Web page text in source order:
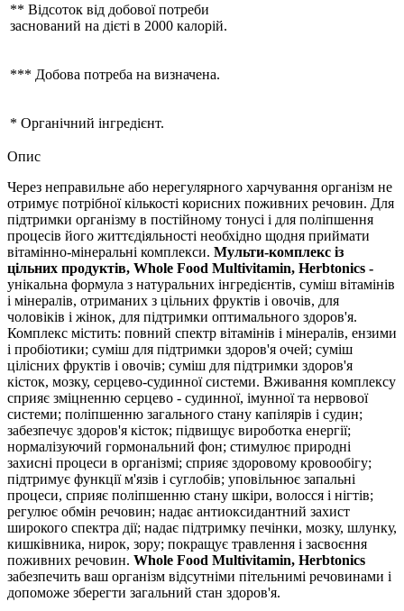
** Відсоток від добової потреби
заснований на дієті в 2000 калорій.
*** Добова потреба на визначена.
* Органічний інгредієнт.
Опис
Через неправильне або нерегулярного харчування організм не
отримує потрібної кількості корисних поживних речовин. Для
підтримки організму в постійному тонусі і для поліпшення
процесів його життєдіяльності необхідно щодня приймати
вітамінно-мінеральні комплекси. Мульти-комплекс із
цільних продуктів, Whole Food Multivitamin, Herbtonics -
унікальна формула з натуральних інгредієнтів, суміш вітамінів
і мінералів, отриманих з цільних фруктів і овочів, для
чоловіків і жінок, для підтримки оптимального здоров'я.
Комплекс містить: повний спектр вітамінів і мінералів, ензими
і пробіотики; суміш для підтримки здоров'я очей; суміш
цілісних фруктів і овочів; суміш для підтримки здоров'я
кісток, мозку, серцево-судинної системи. Вживання комплексу
сприяє зміцненню серцево - судинної, імунної та нервової
системи; поліпшенню загального стану капілярів і судин;
забезпечує здоров'я кісток; підвищує вироботка енергії;
нормалізуючий гормональний фон; стимулює природні
захисні процеси в організмі; сприяє здоровому кровообігу;
підтримує функції м'язів і суглобів; уповільнює запальні
процеси, сприяє поліпшенню стану шкіри, волосся і нігтів;
регулює обмін речовин; надає антиоксидантний захист
широкого спектра дії; надає підтримку печінки, мозку, шлунку,
кишківника, нирок, зору; покращує травлення і засвоєння
поживних речовин. Whole Food Multivitamin, Herbtonics
забезпечить ваш організм відсутніми пітельнимі речовинами і
допоможе зберегти загальний стан здоров'я.